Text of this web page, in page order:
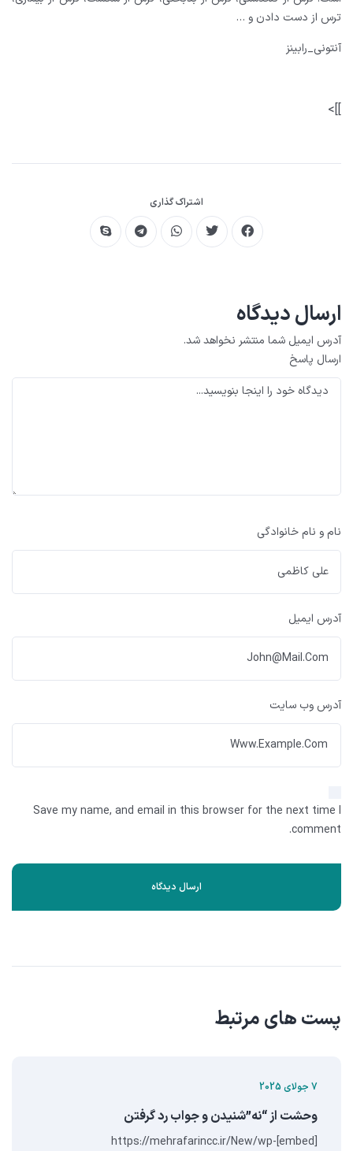
ترس از دست دادن و …
آنتونی_رابینز
]]>
اشتراک گذاری
ارسال دیدگاه
آدرس ایمیل شما منتشر نخواهد شد.
ارسال پاسخ
نام و نام خانوادگی
آدرس ایمیل
آدرس وب سایت
Save my name, and email in this browser for the next time I
comment.
پست های مرتبط
7 جولای 2025
وحشت از “نه”‌شنیدن و جواب رد گرفتن
[embed]https://mehrafarincc.ir/New/wp-